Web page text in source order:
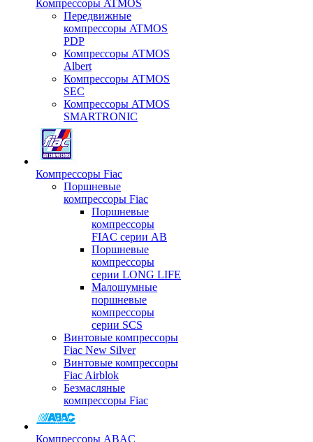
Компрессоры ATMOS
Передвижные
компрессоры ATMOS
PDP
Компрессоры ATMOS
Albert
Компрессоры ATMOS
SEC
Компрессоры ATMOS
SMARTRONIC
Компрессоры Fiac
Поршневые
компрессоры Fiac
Поршневые
компрессоры
FIAC серии AB
Поршневые
компрессоры
серии LONG LIFE
Малошумные
поршневые
компрессоры
серии SCS
Винтовые компрессоры
Fiac New Silver
Винтовые компрессоры
Fiac Airblok
Безмасляные
компрессоры Fiac
Компрессоры ABAC